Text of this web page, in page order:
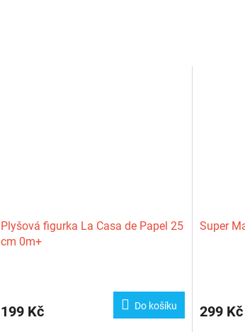
Plyšová figurka La Casa de Papel 25
cm 0m+
199 Kč Do košíku
Super
299 Kč